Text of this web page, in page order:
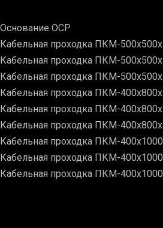
Основание ОСР
Кабельная проходка ПКМ-
Кабельная проходка ПКМ-
Кабельная проходка ПКМ-
Кабельная проходка ПКМ-
Кабельная проходка ПКМ-
Кабельная проходка ПКМ-
Кабельная проходка ПКМ-
Кабельная проходка ПКМ-
Кабельная проходка ПКМ-